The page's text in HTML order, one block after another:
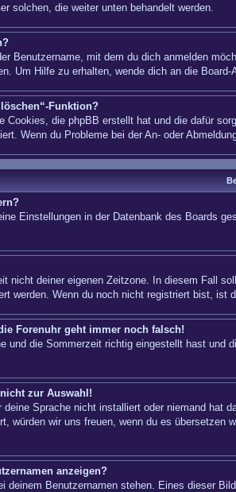
solchen, die weiter unten behandelt werden.
Benutzername, mit dem du dich anmelden
Um Hilfe zu erhalten, wende dich an die Board-
Funktion?
Cookies, die phpBB erstellt hat und die dafür
Wenn du Probleme bei der An- oder
Einstellungen in der Datenbank des Boards
nicht deiner eigenen Zeitzone. In diesem Fall
werden. Wenn du noch nicht registriert bist, ist
Forenuhr geht immer noch falsch!
und die Sommerzeit richtig eingestellt hast
zur Auswahl!
Sprache nicht installiert oder niemand
würden wir uns freuen, wenn du es übersetzen
anzeigen?
deinem Benutzernamen stehen. Eines dieser